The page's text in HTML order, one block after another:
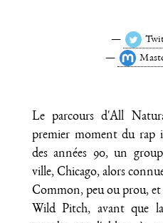
Le parcours d'All
premier moment du rap
des années 90, un
ville, Chicago, alors
Common, peu ou prou,
Wild Pitch, avant que